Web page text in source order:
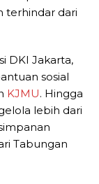
terhindar dari
DKI Jakarta,
sosial
KJMU. Hingga
lebih dari
Tabungan